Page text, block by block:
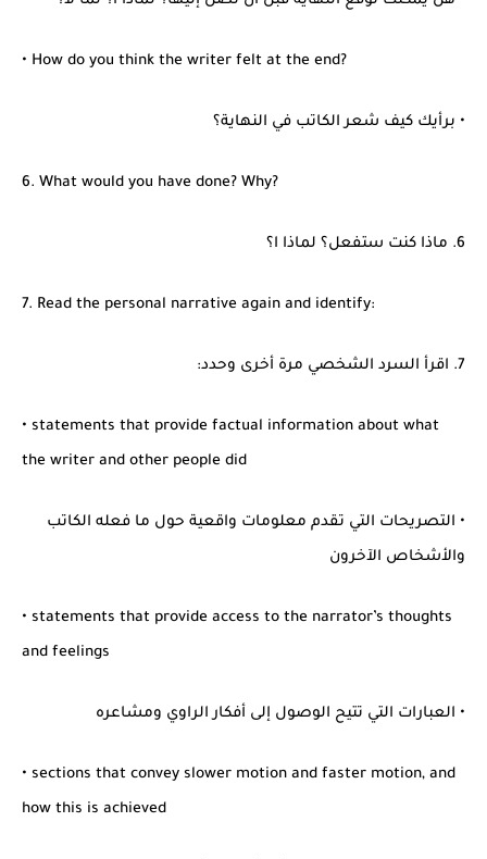
• How do you think the writer felt at the end?
• برأيك كيف شعر الكاتب في النهاية؟
6. What would you have done? Why?
6. ماذا كنت ستفعل؟ لماذا ا؟
7. Read the personal narrative again and identify:
7. اقرأ السرد الشخصي مرة أخرى وحدد:
• statements that provide factual information about what
the writer and other people did
• التصريحات التي تقدم معلومات واقعية حول ما فعله الكاتب
والأشخاص الآخرون
• statements that provide access to the narrator’s thoughts
and feelings
• العبارات التي تتيح الوصول إلى أفكار الراوي ومشاعره
• sections that convey slower motion and faster motion, and
how this is achieved